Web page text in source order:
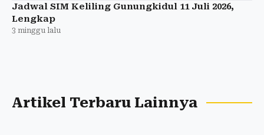
Jadwal SIM Keliling Gunungkidul 11 Juli 2026,
Lengkap
3 minggu lalu
Artikel Terbaru Lainnya